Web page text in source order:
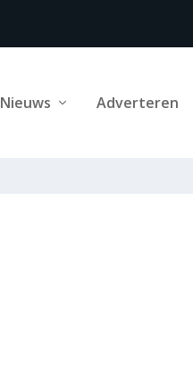
Nieuws Adverteren